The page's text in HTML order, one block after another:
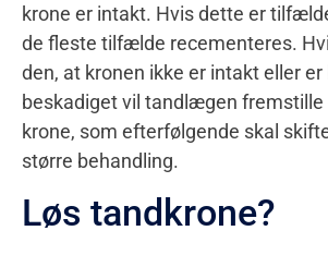
krone er intakt. Hvis dette er
de fleste tilfælde recementeres.
den, at kronen ikke er intakt eller
beskadiget vil tandlægen fremstille
krone, som efterfølgende skal
større behandling.
Løs tandkrone?